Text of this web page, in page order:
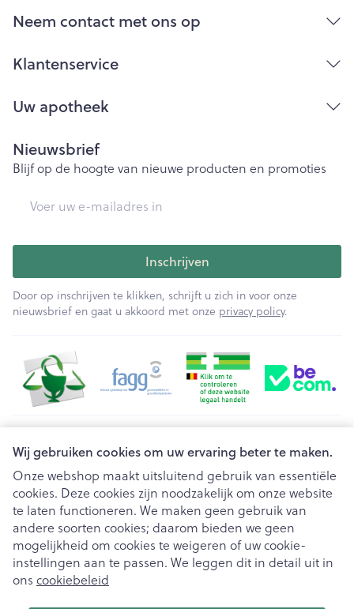
Wij gebruiken cookies om uw ervaring beter te maken.
Onze webshop maakt uitsluitend gebruik van essentiële
cookies. Deze cookies zijn noodzakelijk om onze website
te laten functioneren. We maken geen gebruik van
andere soorten cookies; daarom bieden we geen
mogelijkheid om cookies te weigeren of uw cookie-
instellingen aan te passen. We leggen dit in detail uit in
ons cookiebeleid
Neem contact met ons op
Klantenservice
Uw apotheek
Nieuwsbrief
Blijf op de hoogte van nieuwe producten en promoties
Inschrijven
Door op inschrijven te klikken, schrijft u zich in voor onze
nieuwsbrief en gaat u akkoord met onze privacy policy.
Juridische links